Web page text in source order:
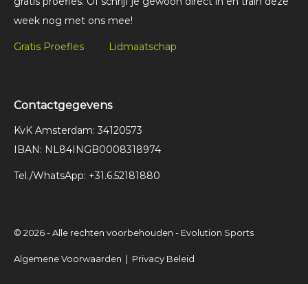
week nog met ons mee!
Gratis Proefles Lidmaatschap
Contactgegevens
KvK Amsterdam: 34120573
IBAN: NL84INGB0008318974
Tel./WhatsApp: +31.6.52181880
© 2026 - Alle rechten voorbehouden - Evolution Sports
Algemene Voorwaarden | Privacy Beleid